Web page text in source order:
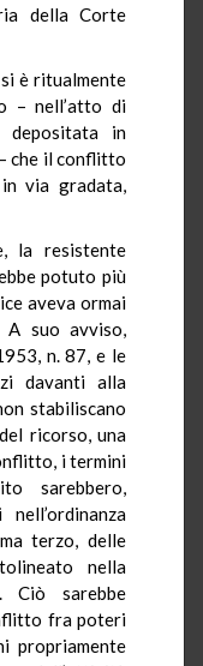
della Corte
è ritualmente
– nell’atto di
depositata in
che il conflitto
via gradata,
la resistente
potuto più
aveva ormai
A suo avviso,
n. 87, e le
davanti alla
stabiliscano
ricorso, una
i termini
sarebbero,
terzo, delle
nella
Ciò sarebbe
fra poteri
propriamente